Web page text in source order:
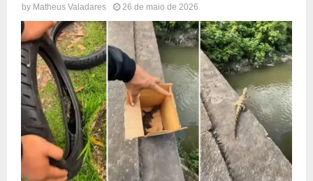
by Matheus Valadares 26 de maio de 2026